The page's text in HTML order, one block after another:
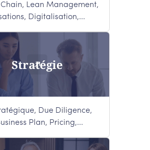
Lean Management,
Digitalisation,...
Stratégie
Due Diligence,
Plan, Pricing,...